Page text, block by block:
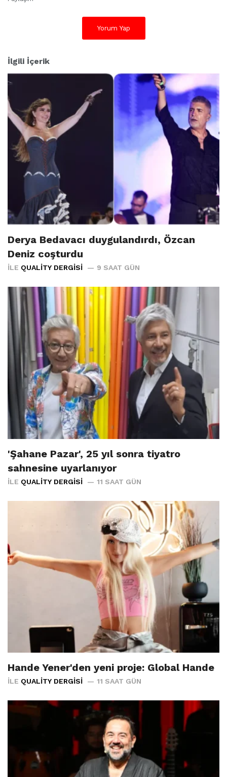
Yorum Yap
İlgili İçerik
Derya Bedavacı duygulandırdı, Özcan
Deniz coşturdu
İLE QUALITY DERGISI 9 SAAT GÜN
'Şahane Pazar', 25 yıl sonra tiyatro
sahnesine uyarlanıyor
İLE QUALITY DERGISI 11 SAAT GÜN
Hande Yener'den yeni proje: Global Hande
İLE QUALITY DERGISI 11 SAAT GÜN